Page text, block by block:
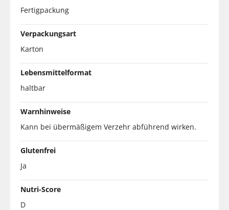
Fertigpackung
Verpackungsart
Karton
Lebensmittelformat
haltbar
Warnhinweise
Kann bei übermäßigem Verzehr abführend wirken.
Glutenfrei
Ja
Nutri-Score
D